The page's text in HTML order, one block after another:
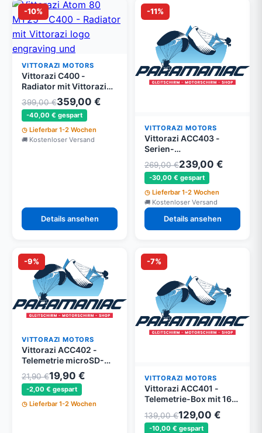
-10%
VITTORAZI MOTORS
Vittorazi C400 -
Radiator mit Vittorazi
logo engraving und
Befestigung Set
399,00 €359,00 €
-40,00 € gespart
Lieferbar 1-2 Wochen
Kostenloser Versand
Details ansehen
-11%
VITTORAZI MOTORS
Vittorazi ACC403 -
Serien-
Verbindungsmodul für
EFI-Batterien - Moster
185 EFI
269,00 €239,00 €
-30,00 € gespart
Lieferbar 1-2 Wochen
Kostenloser Versand
Details ansehen
-9%
VITTORAZI MOTORS
Vittorazi ACC402 -
Telemetrie microSD-
Karten 16 GB - 2 Stück -
Moster 185 EFI
21,90 €19,90 €
-2,00 € gespart
Lieferbar 1-2 Wochen
-7%
VITTORAZI MOTORS
Vittorazi ACC401 -
Telemetrie-Box mit 16
GB microSD - Moster
185 EFI
139,00 €129,00 €
-10,00 € gespart